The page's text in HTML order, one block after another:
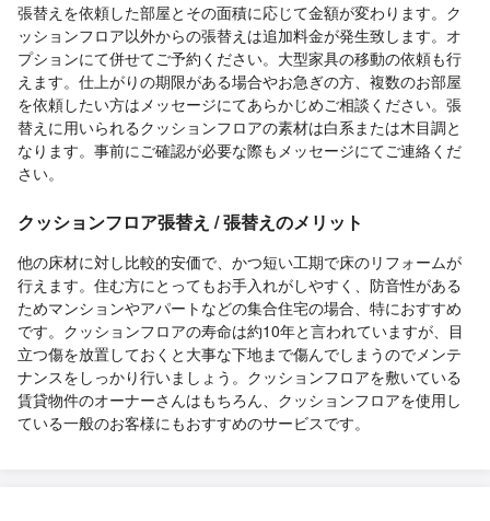
張替えを依頼した部屋とその面積に応じて金額が変わります。ク
ッションフロア以外からの張替えは追加料金が発生致します。オ
プションにて併せてご予約ください。大型家具の移動の依頼も行
えます。仕上がりの期限がある場合やお急ぎの方、複数のお部屋
を依頼したい方はメッセージにてあらかじめご相談ください。張
替えに用いられるクッションフロアの素材は白系または木目調と
なります。事前にご確認が必要な際もメッセージにてご連絡くだ
さい。
クッションフロア張替え / 張替えのメリット
他の床材に対し比較的安価で、かつ短い工期で床のリフォームが
行えます。住む方にとってもお手入れがしやすく、防音性がある
ためマンションやアパートなどの集合住宅の場合、特におすすめ
です。クッションフロアの寿命は約10年と言われていますが、目
立つ傷を放置しておくと大事な下地まで傷んでしまうのでメンテ
ナンスをしっかり行いましょう。クッションフロアを敷いている
賃貸物件のオーナーさんはもちろん、クッションフロアを使用し
ている一般のお客様にもおすすめのサービスです。